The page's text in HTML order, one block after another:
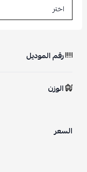
رقم الموديل
الوزن
السعر